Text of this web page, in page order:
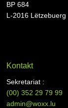
BP 684
L-2016 Lëtzebuerg
Kontakt
Sekretariat :
(00)352 29 79 99
admin@woxx.lu